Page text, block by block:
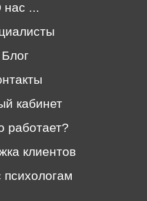
нас ...
Блог
кабинет
работает?
клиентов
психологам